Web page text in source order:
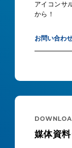
アイコンサ
から！
お問い合わ
媒体資